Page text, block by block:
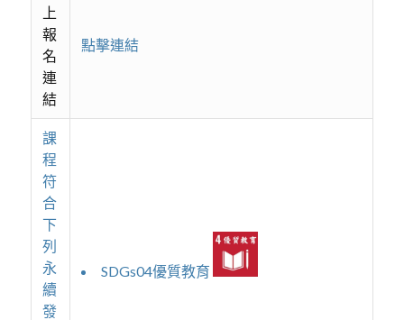
上
報
名
連
結
點擊連結
課
程
符
合
下
列
永
續
發
SDGs04優質教育